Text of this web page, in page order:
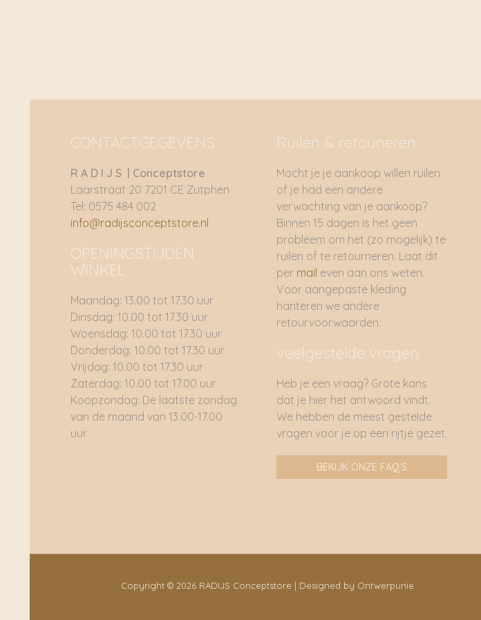
CONTACTGEGEVENS
R A D I J S | Conceptstore
Laarstraat 20 7201 CE Zutphen
Tel: 0575 484 002
info@radijsconceptstore.nl
OPENINGSTIJDEN
WINKEL
Maandag: 13.00 tot 17.30 uur
Dinsdag: 10.00 tot 17.30 uur
Woensdag: 10.00 tot 17.30 uur
Donderdag: 10.00 tot 17.30 uur
Vrijdag: 10.00 tot 17.30 uur
Zaterdag: 10.00 tot 17.00 uur
Koopzondag: De laatste zondag
van de maand van 13.00-17.00
uur
Ruilen & retouneren
Mocht je je aankoop willen ruilen
of je had een andere
verwachting van je aankoop?
Binnen 15 dagen is het geen
probleem om het (zo mogelijk) te
ruilen of te retourneren. Laat dit
permail even aan ons weten.
Voor aangepaste kleding
hanteren we andere
retourvoorwaarden.
veelgestelde vragen
Heb je een vraag? Grote kans
dat je hier het antwoord vindt.
We hebben de meest gestelde
vragen voor je op een rijtje gezet.
BEKIJK ONZE FAQ'S
Copyright © 2026 RADIJS Conceptstore | Designed by Ontwerpunie